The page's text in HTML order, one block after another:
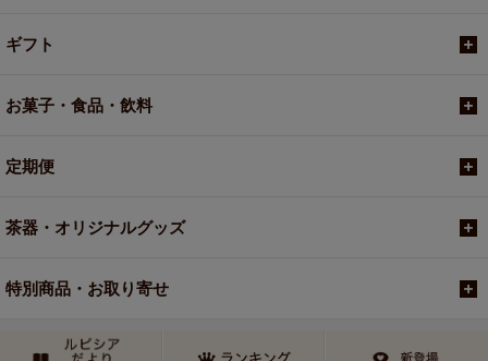
ギフト
お菓子・食品・飲料
定期便
茶器・オリジナルグッズ
特別商品・お取り寄せ